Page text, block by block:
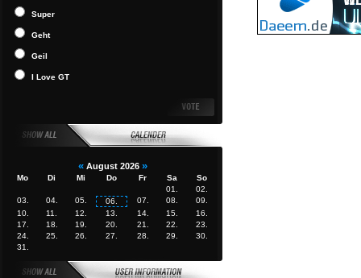
Super
Geht
Geil
I Love GT
« August 2026 »
Mo Di Mi Do Fr Sa
So
01.
02.
03.
04. 05. 06. 07. 08.
09.
10.
11. 12. 13. 14. 15.
16.
17.
18. 19. 20. 21. 22.
23.
24.
25. 26. 27. 28. 29.
30.
31.